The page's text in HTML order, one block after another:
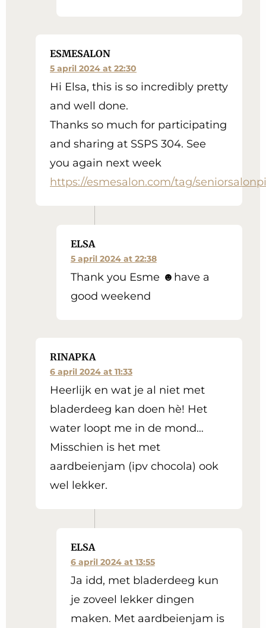
ESMESALON
5 april 2024 at 22:30
Hi Elsa, this is so incredibly pretty
and well done.
Thanks so much for participating
and sharing at SSPS 304. See
you again next week
https://esmesalon.com/tag/
ELSA
5 april 2024 at 22:38
Thank you Esme ☻have a
good weekend
RINAPKA
6 april 2024 at 11:33
Heerlijk en wat je al niet met
bladerdeeg kan doen hè! Het
water loopt me in de mond…
Misschien is het met
aardbeienjam (ipv chocola) ook
wel lekker.
ELSA
6 april 2024 at 13:55
Ja idd, met bladerdeeg kun
je zoveel lekker dingen
maken. Met aardbeienjam is